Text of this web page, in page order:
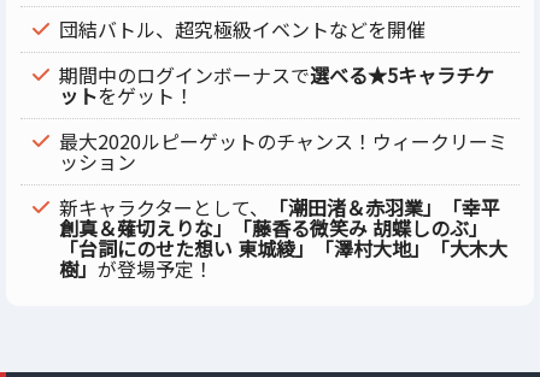
団結バトル、超究極級イベントなどを開催
期間中のログインボーナスで選べる★5キャラチケ
ットをゲット！
最大2020ルピーゲットのチャンス！ウィークリーミ
ッション
新キャラクターとして、
「潮田渚＆赤羽業」「幸平
創真＆薙切えりな」「藤香る微笑み 胡蝶しのぶ」
「台詞にのせた想い 東城綾」「澤村大地」「大木大
樹」 が登場予定！